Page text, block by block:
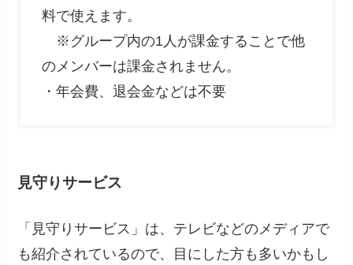
料で使えます。
※グループ内の1人が課金することで他
のメンバーは課金されません。
・年会費、退会金などは不要
見守りサービス
「見守りサービス」は、テレビなどのメディアで
も紹介されているので、目にした方も多いかもし